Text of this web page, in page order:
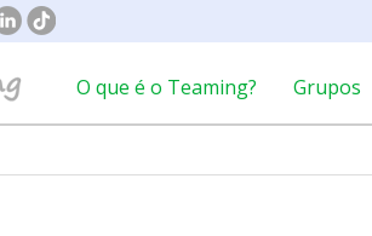
O que é o Teaming? Grupos